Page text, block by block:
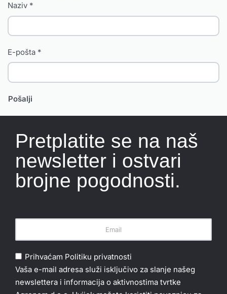
Naziv *
E-pošta *
Pretplatite se na naš
newsletter i ostvari
brojne pogodnosti.
Prihvaćam Politiku privatnosti
Vaša e-mail adresa služi isključivo za slanje našeg
newslettera i informacija o aktivnostima tvrtke